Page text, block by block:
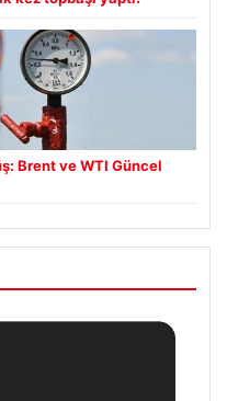
Brent ve WTI Güncel